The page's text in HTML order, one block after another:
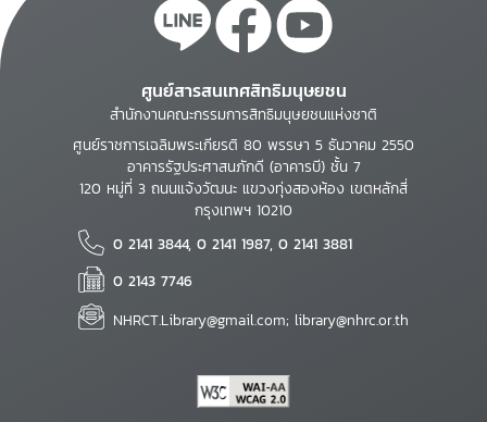
ศูนย์สารสนเทศสิทธิมนุษยชน
สำนักงานคณะกรรมการสิทธิมนุษยชนแห่งชาติ
ศูนย์ราชการเฉลิมพระเกียรติ 80 พรรษา 5 ธันวาคม 2550
อาคารรัฐประศาสนภักดี (อาคารบี) ชั้น 7
120 หมู่ที่ 3 ถนนแจ้งวัฒนะ แขวงทุ่งสองห้อง เขตหลักสี่
กรุงเทพฯ 10210
0 2141 3844, 0 2141 1987, 0 2141 3881
0 2143 7746
NHRCT.Library@gmail.com; library@nhrc.or.th